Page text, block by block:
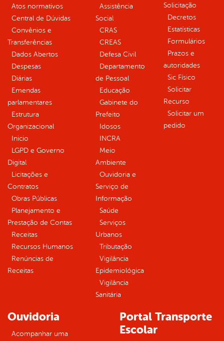
Atos normativos
Central de Dúvidas
Convênios e
Transferências
Dados Abertos
Despesas
Diárias
Emendas
parlamentares
Estrutura
Organizacional
Inicio
LGPD e Governo
Digital
Licitações e
Contratos
Obras Públicas
Planejamento e
Prestação de Contas
Receitas
Recursos Humanos
Renúncias de
Receitas
Assistência
Social
CRAS
CREAS
Defesa Civil
Departamento
de Pessoal
Educação
Gabinete do
Prefeito
Idosos
INCRA
Meio
Ambiente
Ouvidoria e
Serviço de
Informação
Saúde
Serviços
Urbanos
Tributação
Vigilância
Epidemiológica
Vigilância
Sanitária
Solicitação
Decretos
Estatísticas
Formulários
Prazos e
autoridades
Sic Físico
Solicitar
Recurso
Solicitar um
pedido
Ouvidoria
Acompanhar uma
Portal Transporte
Escolar